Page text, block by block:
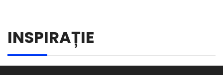
INSPIRAȚIE